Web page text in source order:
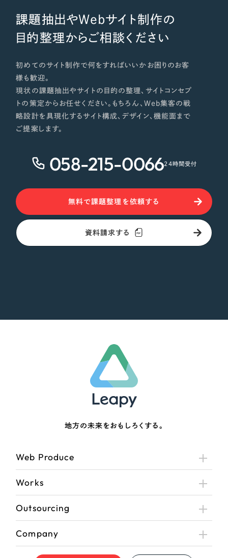
課題抽出やWebサイト制作の
目的整理からご相談ください
初めてのサイト制作で何をすればいいかお困りのお客
様も歓迎。
現状の課題抽出やサイトの目的の整理、サイトコンセプ
トの策定からお任せください。もちろん、Web集客の戦
略設計を具現化するサイト構成、デザイン、機能面まで
ご提案します。
058-215-006624時間受付
無料で課題整理を依頼する
資料請求する
地方の未来をおもしろくする。
Web Produce
Works
Outsourcing
Company